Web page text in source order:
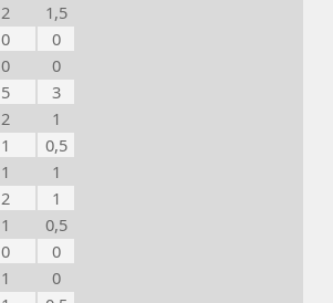
2
1,5
0
0
0
0
5
3
2
1
1
0,5
1
1
2
1
1
0,5
0
0
1
0